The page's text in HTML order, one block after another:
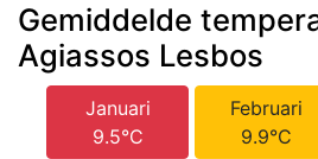
Gemiddelde
Agiassos Lesbos
Januari
9.5°C
Februari
9.9°C